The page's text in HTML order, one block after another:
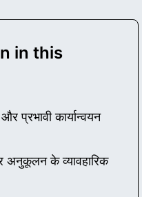
in this
प्रभावी कार्यान्वयन
अनुकूलन के व्यावहारिक